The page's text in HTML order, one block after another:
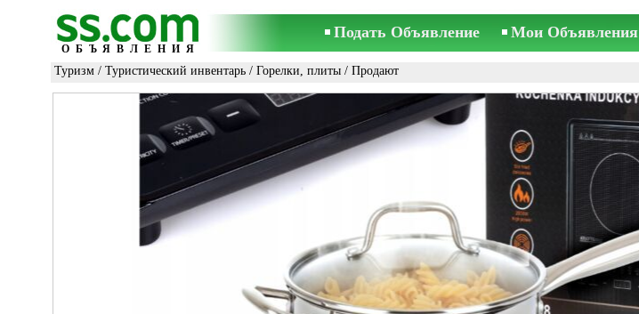
ОБЪЯВЛЕНИЯ
Подать Объявление Мои Объявления
Туризм / Туристический инвентарь / Горелки, плиты / Продают